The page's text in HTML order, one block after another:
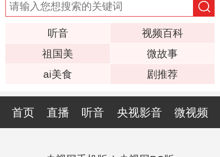
听音
视频百科
祖国美
微故事
ai美食
剧推荐
首页 直播 听音 央视影音 微视频